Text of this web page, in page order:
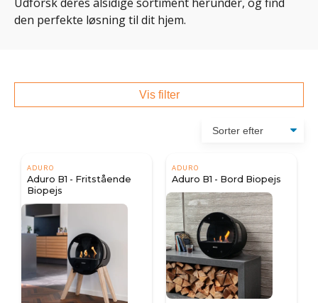
den perfekte løsning til dit hjem.
Vis filter
ADURO
Aduro B1 - Fritstående
Biopejs
ADURO
Aduro B1 - Bord Biopejs